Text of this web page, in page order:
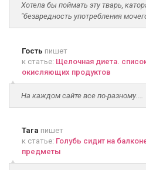
Хотела бы поймать эту тварь,
"безвредность употребления
Гость пишет
к статье: Щелочная диета.
окисляющих продуктов
На каждом сайте все по-разному....
Tara пишет
к статье: Голубь сидит на
предметы